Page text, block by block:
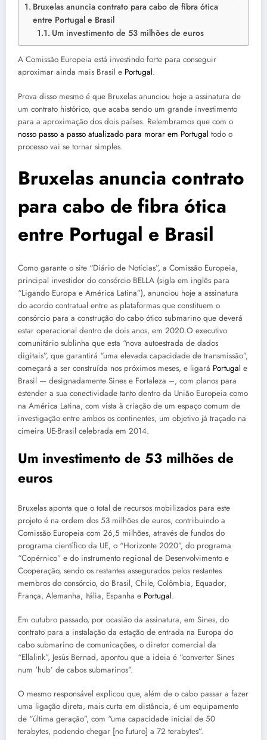
Bruxelas anuncia contrato para cabo de fibra ótica
entre Portugal e Brasil
Um investimento de 53 milhões de euros
A Comissão Europeia está investindo forte para conseguir
aproximar ainda mais Brasil e Portugal.
Prova disso mesmo é que Bruxelas anunciou hoje a assinatura de
um contrato histórico, que acaba sendo um grande investimento
para a aproximação dos dois países. Relembramos que com o
nosso passo a passo atualizado para morar em Portugal todo o
processo vai se tornar simples.
Bruxelas anuncia contrato
para cabo de fibra ótica
entre Portugal e Brasil
Como garante o site “Diário de Notícias”, a Comissão Europeia,
principal investidor do consórcio BELLA (sigla em inglês para
“Ligando Europa e América Latina”), anunciou hoje a assinatura
do acordo contratual entre as plataformas que constituem o
consórcio para a construção do cabo ótico submarino que deverá
estar operacional dentro de dois anos, em 2020.O executivo
comunitário sublinha que esta “nova autoestrada de dados
digitais”, que garantirá “uma elevada capacidade de transmissão”,
começará a ser construída nos próximos meses, e ligará Portugal e
Brasil — designadamente Sines e Fortaleza –, com planos para
estender a sua conectividade tanto dentro da União Europeia como
na América Latina, com vista à criação de um espaço comum de
investigação entre ambos os continentes, um objetivo já traçado na
cimeira UE-Brasil celebrada em 2014.
Um investimento de 53 milhões de
euros
Bruxelas aponta que o total de recursos mobilizados para este
projeto é na ordem dos 53 milhões de euros, contribuindo a
Comissão Europeia com 26,5 milhões, através de fundos do
programa científico da UE, o “Horizonte 2020”, do programa
“Copérnico” e do instrumento regional de Desenvolvimento e
Cooperação, sendo os restantes assegurados pelos restantes
membros do consórcio, do Brasil, Chile, Colômbia, Equador,
França, Alemanha, Itália, Espanha e Portugal.
Em outubro passado, por ocasião da assinatura, em Sines, do
contrato para a instalação da estação de entrada na Europa do
cabo submarino de comunicações, o diretor comercial da
“Ellalink”, Jesús Bernad, apontou que a ideia é “converter Sines
num ‘hub’ de cabos submarinos”.
O mesmo responsável explicou que, além de o cabo passar a fazer
uma ligação direta, mais curta em distância, é um equipamento
de “última geração”, com “uma capacidade inicial de 50
terabytes, podendo chegar [no futuro] a 72 terabytes”.